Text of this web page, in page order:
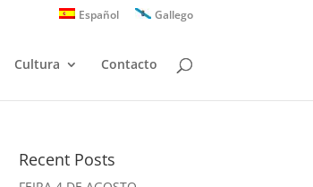
Español Gallego
Cultura Contacto
Recent Posts